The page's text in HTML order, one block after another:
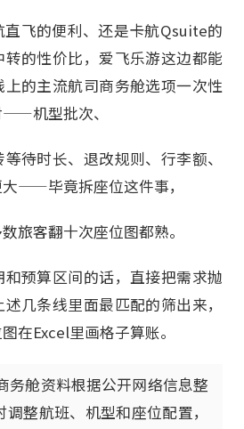
飞的便利、还是卡航Qsuite的
的性价比，爱飞乐游这边都能
的主流航司商务舱选项一次性
机型批次、
待时长、退改规则、行李额、
——毕竟拆座位这件事，
旅客翻十次座位图都熟。
预算区间的话，直接把需求抛
几条线里面最匹配的筛出来，
在Excel里画格子算账。
务舱资料根据公开网络信息整
整航班、机型和座位配置，